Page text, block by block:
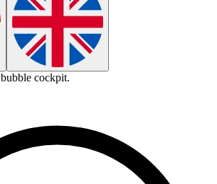
bubble cockpit.